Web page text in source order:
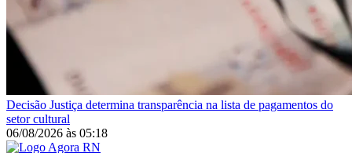
Decisão Justiça determina transparência na lista de pagamentos do
setor cultural
06/08/2026 às 05:18